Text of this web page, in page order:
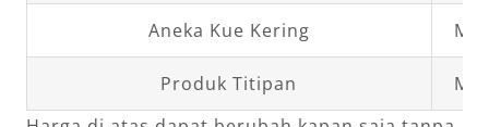
Aneka Kue Kering
Produk Titipan